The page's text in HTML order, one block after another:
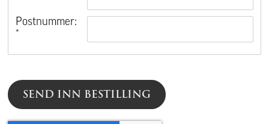
Postnummer:
SEND INN BESTILLING